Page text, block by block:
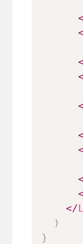
<
<
<
<
<
<
</
)
}